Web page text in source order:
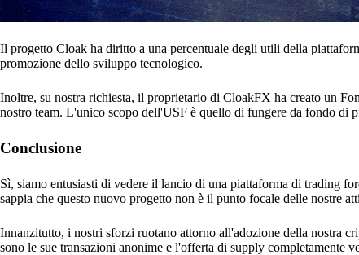
Il progetto Cloak ha diritto a una percentuale degli utili della
promozione dello sviluppo tecnologico.
Inoltre, su nostra richiesta, il proprietario di CloakFX ha creato un
nostro team. L'unico scopo dell'USF è quello di fungere da fondo di
Conclusione
Sì, siamo entusiasti di vedere il lancio di una piattaforma di trading
sappia che questo nuovo progetto non è il punto focale delle nostre
Innanzitutto, i nostri sforzi ruotano attorno all'adozione della nostra
sono le sue transazioni anonime e l'offerta di supply completamente